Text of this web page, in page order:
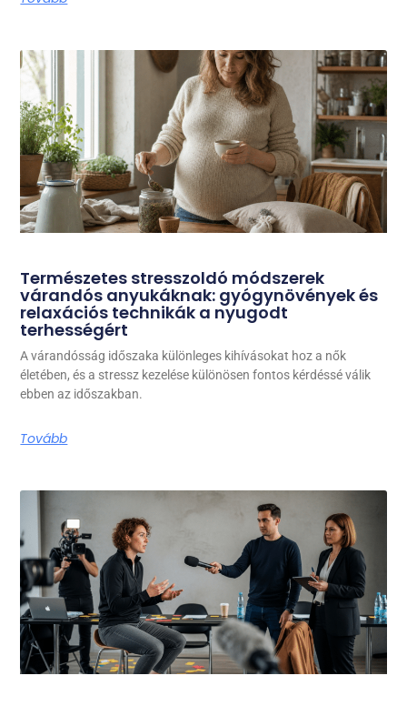
Természetes stresszoldó módszerek
várandós anyukáknak: gyógynövények és
relaxációs technikák a nyugodt
terhességért
A várandósság időszaka különleges kihívásokat hoz a nők
életében, és a stressz kezelése különösen fontos kérdéssé válik
ebben az időszakban.
Tovább